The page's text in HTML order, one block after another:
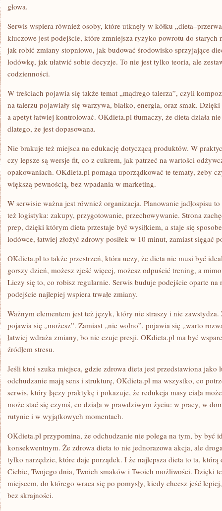
głowa.
Serwis wspiera również osoby, które utknęły w kółku
kluczowe jest podejście, które zmniejsza ryzyko powrotu do
jak robić zmiany stopniowo, jak budować środowisko sprzyjające
lodówkę, jak ułatwić sobie decyzje. To nie jest tylko teoria, ale
codzienności.
W treściach pojawia się także temat „mądrego talerza”, czyli
na talerzu pojawiały się warzywa, białko, energia, oraz smak.
a apetyt łatwiej kontrolować. OKdieta.pl tłumaczy, że dieta działa
dlatego, że jest dopasowana.
Nie brakuje też miejsca na edukację dotyczącą produktów. W
czy lepsze są wersje fit, co z cukrem, jak patrzeć na wartości
opakowaniach. OKdieta.pl pomaga uporządkować te tematy, żeby
większą pewnością, bez wpadania w marketing.
W serwisie ważna jest również organizacja. Planowanie jadłospisu
też logistyka: zakupy, przygotowanie, przechowywanie. Strona
prep, dzięki którym dieta przestaje być wysiłkiem, a staje się
lodówce, łatwiej złożyć zdrowy posiłek w 10 minut, zamiast sięgać
OKdieta.pl to także przestrzeń, która uczy, że dieta nie musi być
gorszy dzień, możesz zjeść więcej, możesz odpuścić trening, a
Liczy się to, co robisz regularnie. Serwis buduje podejście oparte na
podejście najlepiej wspiera trwałe zmiany.
Ważnym elementem jest też język, który nie straszy i nie zawstydza.
pojawia się „możesz”. Zamiast „nie wolno”, pojawia się „warto
łatwiej wdraża zmiany, bo nie czuje presji. OKdieta.pl ma być
źródłem stresu.
Jeśli ktoś szuka miejsca, gdzie zdrowa dieta jest przedstawiona jako
odchudzanie mają sens i strukturę, OKdieta.pl ma wszystko, co
serwis, który łączy praktykę i pokazuje, że redukcja masy ciała
może stać się czymś, co działa w prawdziwym życiu: w pracy, w
rutynie i w wyjątkowych momentach.
OKdieta.pl przypomina, że odchudzanie nie polega na tym, by być
konsekwentnym. Że zdrowa dieta to nie jednorazowa akcja, ale
tylko narzędzie, które daje porządek. I że najlepsza dieta to ta, którą
Ciebie, Twojego dnia, Twoich smaków i Twoich możliwości. Dzięki
miejscem, do którego wraca się po pomysły, kiedy chcesz jeść
bez skrajności.